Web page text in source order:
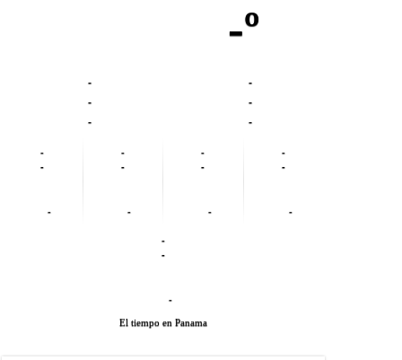
-º
-
-
-
-
-
-
-
-
-
-
-
-
-
-
-
-
-
-
-
-
-
El tiempo en Panama